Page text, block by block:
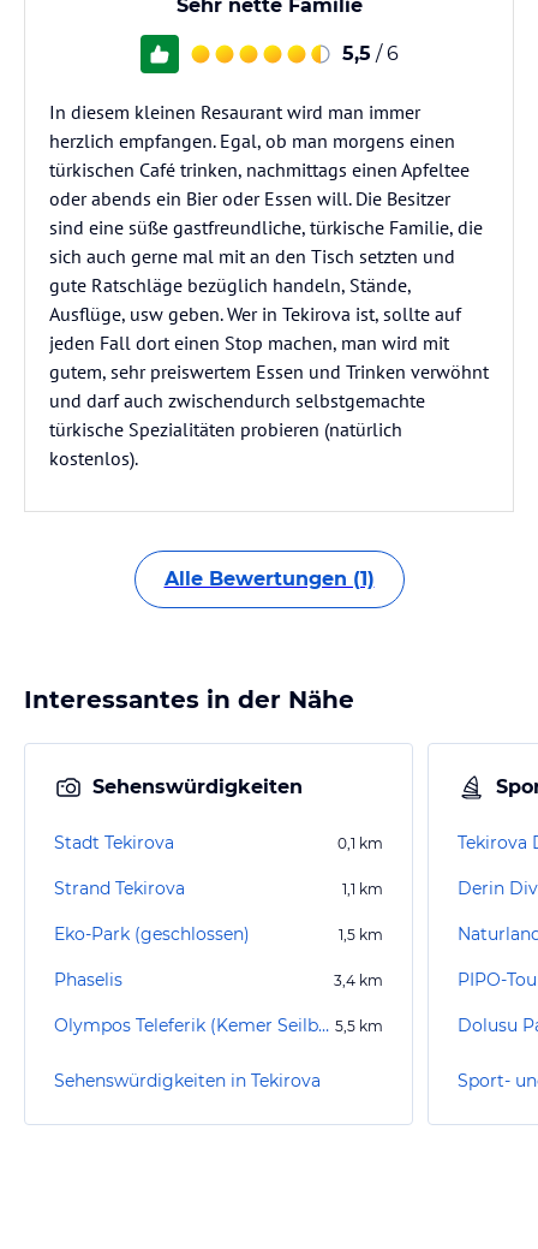
Sehr nette Familie
5,5 / 6
In diesem kleinen Resaurant wird man immer
herzlich empfangen. Egal, ob man morgens einen
türkischen Café trinken, nachmittags einen Apfeltee
oder abends ein Bier oder Essen will. Die Besitzer
sind eine süße gastfreundliche, türkische Familie, die
sich auch gerne mal mit an den Tisch setzten und
gute Ratschläge bezüglich handeln, Stände,
Ausflüge, usw geben. Wer in Tekirova ist, sollte auf
jeden Fall dort einen Stop machen, man wird mit
gutem, sehr preiswertem Essen und Trinken verwöhnt
und darf auch zwischendurch selbstgemachte
türkische Spezialitäten probieren (natürlich
kostenlos).
Alle Bewertungen (1)
Interessantes in der Nähe
Sehenswürdigkeiten
Stadt Tekirova 0,1 km
Strand Tekirova 1,1 km
Eko-Park (geschlossen) 1,5 km
Phaselis 3,4 km
Olympos Teleferik (Kemer Seilbahn Sea to Sky) 5,5 km
Sehenswürdigkeiten in Tekirova
Tekirova
Derin
PIPO-
Dolusu